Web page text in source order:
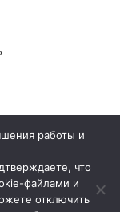
4а, стр. 1
работы и
что
файлами и
отключить